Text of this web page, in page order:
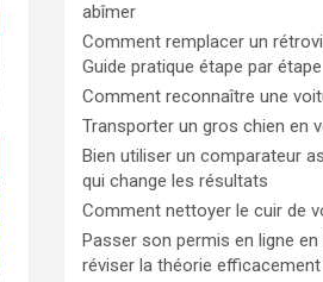
abîmer
Comment remplacer un
Guide pratique étape par étape
Comment reconnaître une
Transporter un gros chien en
Bien utiliser un comparateur
qui change les résultats
Comment nettoyer le cuir de
Passer son permis en ligne
réviser la théorie efficacement